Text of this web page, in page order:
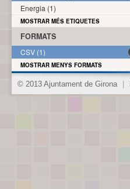
Energia (1)
MOSTRAR MÉS ETIQUETES
FORMATS
CSV (1)
MOSTRAR MENYS FORMATS
© 2013 Ajuntament de Girona